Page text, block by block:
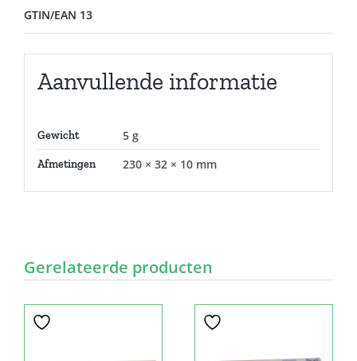
GTIN/EAN 13
Aanvullende informatie
Gewicht 5 g
Afmetingen 230 × 32 × 10 mm
Gerelateerde producten